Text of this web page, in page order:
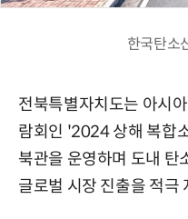
한국탄소
전북특별자치도는 아시
람회인 '2024 상해 복합
북관을 운영하며 도내 탄
글로벌 시장 진출을 적극